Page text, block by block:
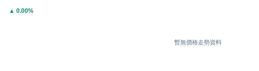
▲ 0.00%
暫無價格走勢資料